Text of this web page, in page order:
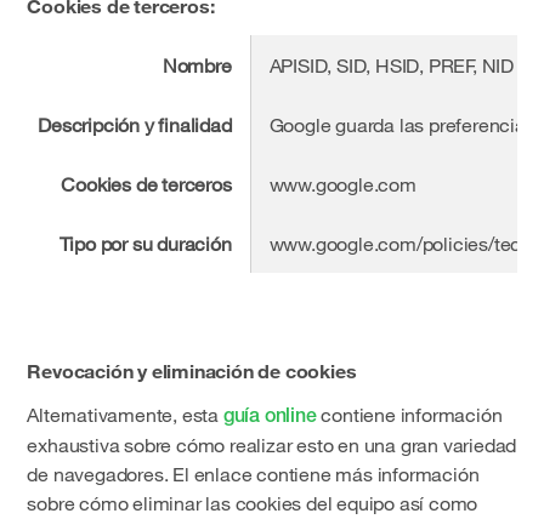
Cookies de terceros:
Nombre
Descripción y finalidad
Cookies de terceros
Tipo por su duración
APISID, SID, HSID, PREF, NID
Google guarda las
www.google.com
www.google.com/policies/
Revocación y eliminación de cookies
Alternativamente, esta guía onlinecontiene información
exhaustiva sobre cómo realizar esto en una gran variedad
de navegadores. El enlace contiene más información
sobre cómo eliminar las cookies del equipo así como